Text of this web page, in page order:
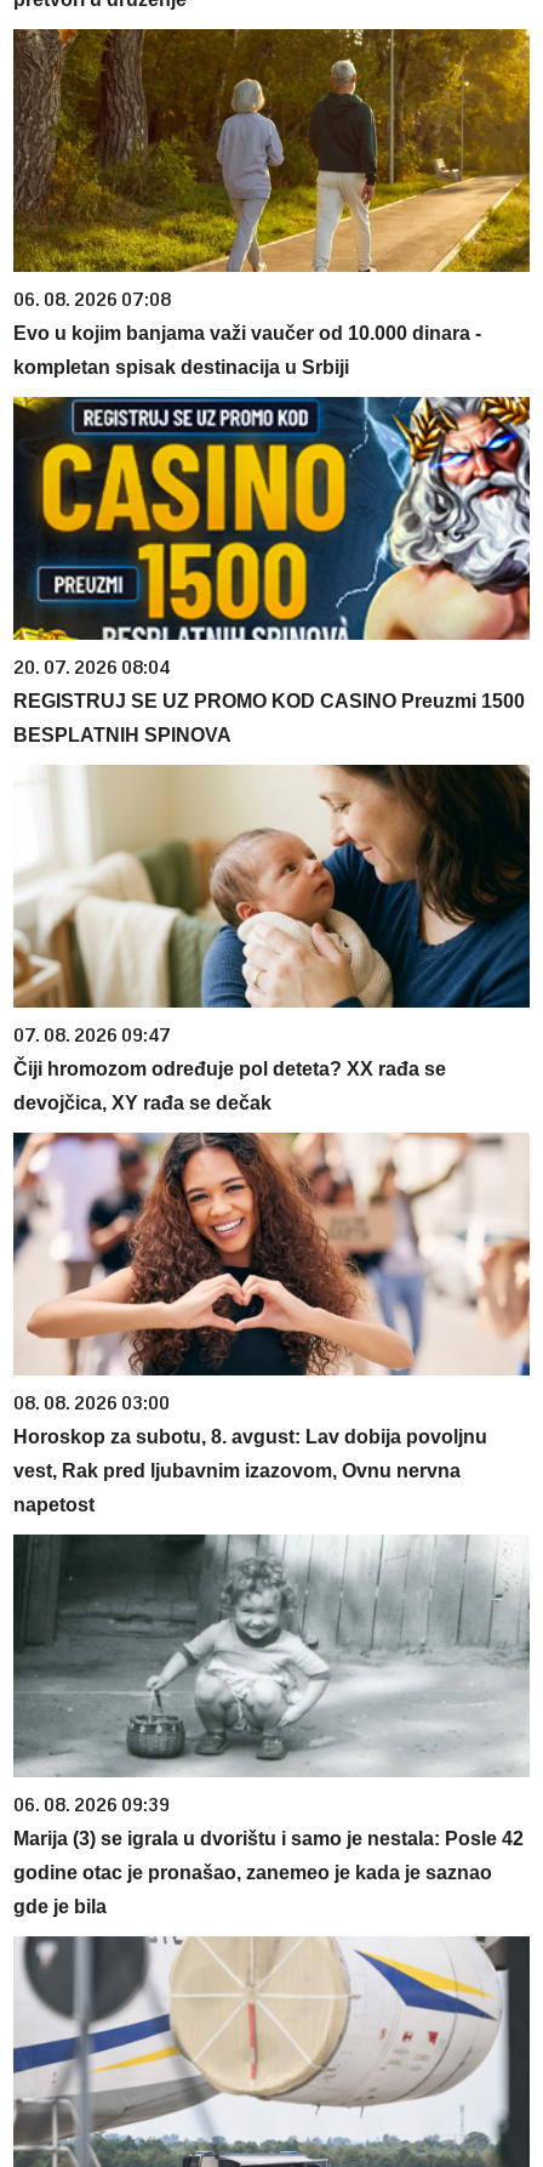
06. 08. 2026 07:08
Evo u kojim banjama važi vaučer od 10.000 dinara -
kompletan spisak destinacija u Srbiji
20. 07. 2026 08:04
REGISTRUJ SE UZ PROMO KOD CASINO Preuzmi 1500
BESPLATNIH SPINOVA
07. 08. 2026 09:47
Čiji hromozom određuje pol deteta? XX rađa se
devojčica, XY rađa se dečak
08. 08. 2026 03:00
Horoskop za subotu, 8. avgust: Lav dobija povoljnu
vest, Rak pred ljubavnim izazovom, Ovnu nervna
napetost
06. 08. 2026 09:39
Marija (3) se igrala u dvorištu i samo je nestala: Posle 42
godine otac je pronašao, zanemeo je kada je saznao
gde je bila